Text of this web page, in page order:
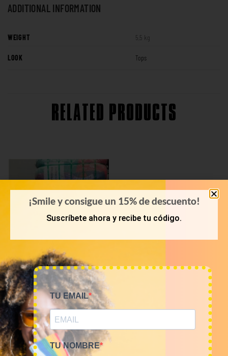
ADDITIONAL INFORMATION
WEIGHT 5,5 kg
LOOK Tops
RELATED PRODUCTS
PRIMAVERA-VERANO
Bala 45kg camisetas USA
Sports 16€/kg
720,00€ (sin IVA)
¡Smile y consigue un 15% de descuento!
Suscríbete ahora y recibe tu código.
TU EMAIL
TU NOMBRE